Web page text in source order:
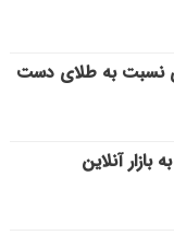
نسبت به طلای دست
آنلاین